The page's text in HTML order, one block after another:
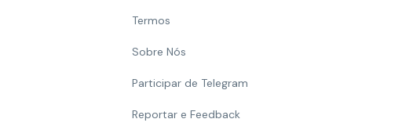
Termos
Sobre Nós
Participar de Telegram
Reportar e Feedback